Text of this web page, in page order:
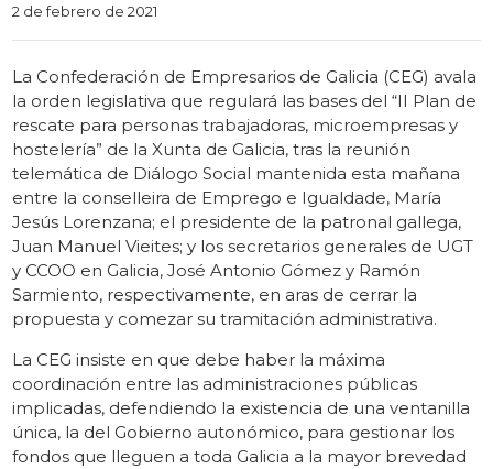
2 de febrero de 2021
La Confederación de Empresarios de Galicia (CEG) avala
la orden legislativa que regulará las bases del “II Plan de
rescate para personas trabajadoras, microempresas y
hostelería” de la Xunta de Galicia, tras la reunión
telemática de Diálogo Social mantenida esta mañana
entre la conselleira de Emprego e Igualdade, María
Jesús Lorenzana; el presidente de la patronal gallega,
Juan Manuel Vieites; y los secretarios generales de UGT
y CCOO en Galicia, José Antonio Gómez y Ramón
Sarmiento, respectivamente, en aras de cerrar la
propuesta y comezar su tramitación administrativa.
La CEG insiste en que debe haber la máxima
coordinación entre las administraciones públicas
implicadas, defendiendo la existencia de una ventanilla
única, la del Gobierno autonómico, para gestionar los
fondos que lleguen a toda Galicia a la mayor brevedad